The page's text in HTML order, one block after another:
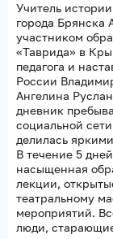
Учитель
города Брянска
участником
«Таврида» в
педагога и
России
Ангелина
дневник
социальной
делилась
В течение 5
насыщенная
лекции,
театральному
мероприятий.
люди,